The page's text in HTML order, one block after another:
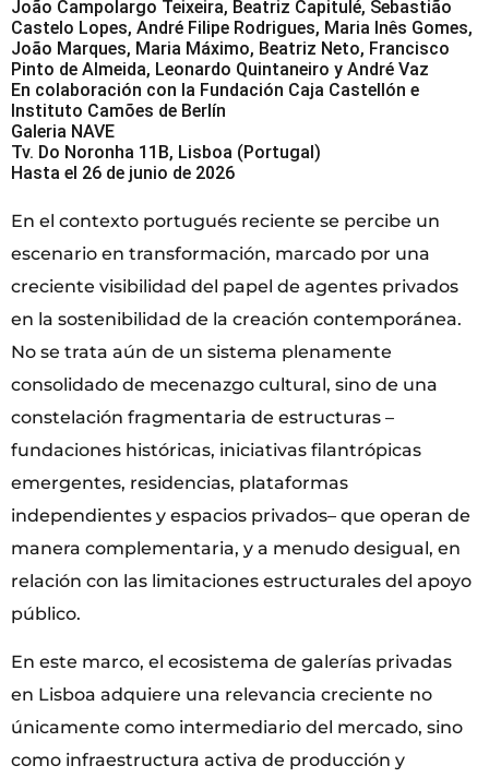
João Campolargo Teixeira, Beatriz Capitulé, Sebastião
Castelo Lopes, André Filipe Rodrigues, Maria Inês Gomes,
João Marques, Maria Máximo, Beatriz Neto, Francisco
Pinto de Almeida, Leonardo Quintaneiro y André Vaz
En colaboración con la Fundación Caja Castellón e
Instituto Camões de Berlín
Galeria NAVE
Tv. Do Noronha 11B, Lisboa (Portugal)
Hasta el 26 de junio de 2026
En el contexto portugués reciente se percibe un
escenario en transformación, marcado por una
creciente visibilidad del papel de agentes privados
en la sostenibilidad de la creación contemporánea.
No se trata aún de un sistema plenamente
consolidado de mecenazgo cultural, sino de una
constelación fragmentaria de estructuras –
fundaciones históricas, iniciativas filantrópicas
emergentes, residencias, plataformas
independientes y espacios privados– que operan de
manera complementaria, y a menudo desigual, en
relación con las limitaciones estructurales del apoyo
público.
En este marco, el ecosistema de galerías privadas
en Lisboa adquiere una relevancia creciente no
únicamente como intermediario del mercado, sino
como infraestructura activa de producción y